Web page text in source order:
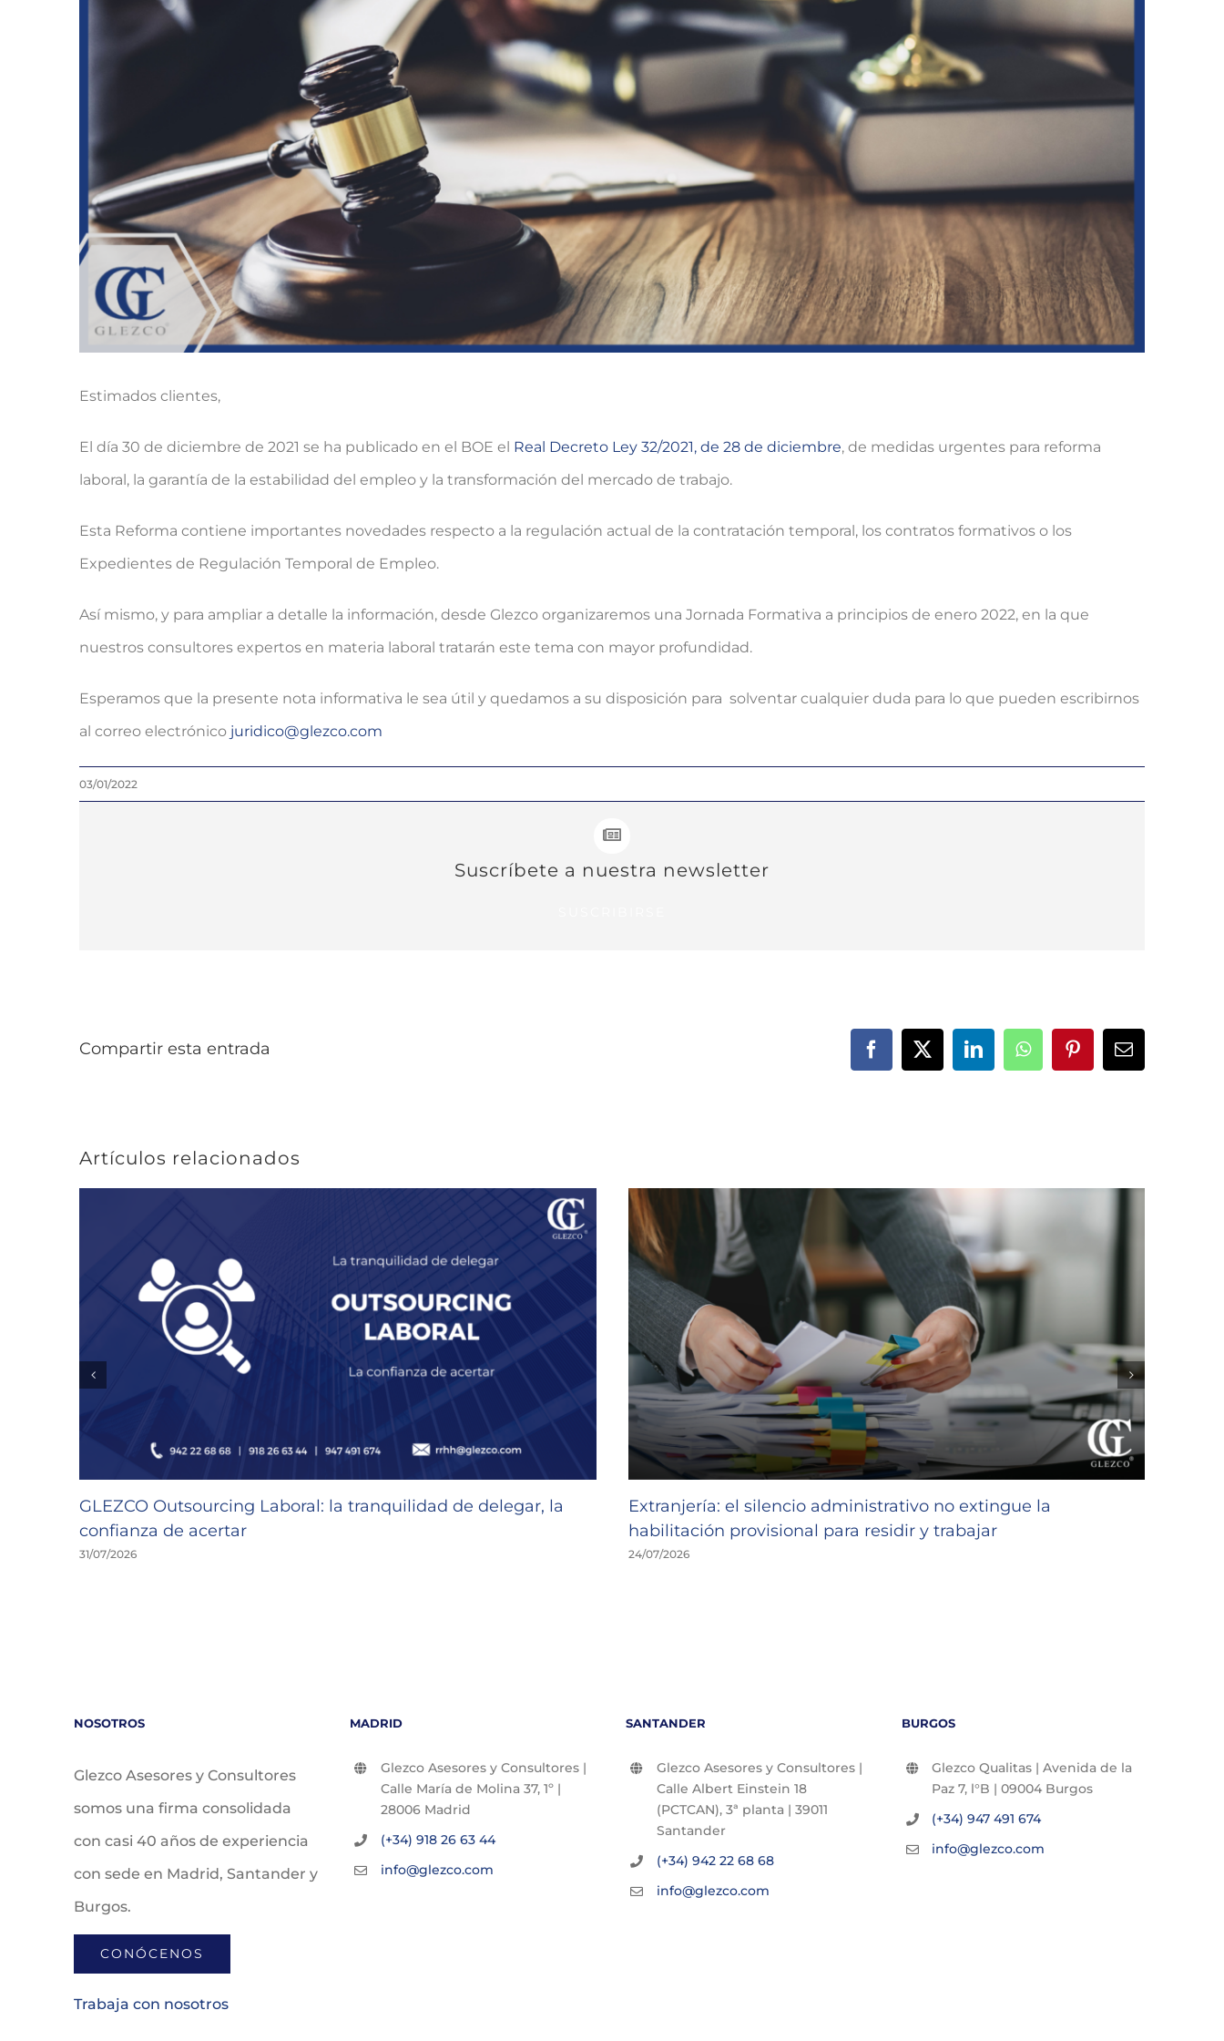
Estimados clientes,
El día 30 de diciembre de 2021 se ha publicado en el BOE el Real Decreto Ley 32/2021, de 28 de diciembre, de medidas urgentes para reforma
laboral, la garantía de la estabilidad del empleo y la transformación del mercado de trabajo.
Esta Reforma contiene importantes novedades respecto a la regulación actual de la contratación temporal, los contratos formativos o los
Expedientes de Regulación Temporal de Empleo.
Así mismo, y para ampliar a detalle la información, desde Glezco organizaremos una Jornada Formativa a principios de enero 2022, en la que
nuestros consultores expertos en materia laboral tratarán este tema con mayor profundidad.
Esperamos que la presente nota informativa le sea útil y quedamos a su disposición para solventar cualquier duda para lo que pueden escribirnos
al correo electrónico juridico@glezco.com
03/01/2022
Suscríbete a nuestra newsletter
Compartir esta entrada Facebook
X LinkedInWhatsAppPinterestCorreo
electrónico
Artículos relacionados
GLEZCO Outsourcing Laboral: la tranquilidad de delegar, la
confianza de acertar
31/07/2026
Extranjería: el silencio administrativo no extingue la
habilitación provisional para residir y trabajar
24/07/2026
NOSOTROS
Glezco Asesores y Consultores
somos una firma consolidada
con casi 40 años de experiencia
con sede en Madrid, Santander y
Burgos.
CONÓCENOS
Trabaja con nosotros
MADRID
Glezco Asesores y Consultores |
Calle María de Molina 37, 1º |
28006 Madrid
(+34) 918 26 63 44
info@glezco.com
SANTANDER
Glezco Asesores y Consultores |
Calle Albert Einstein 18
(PCTCAN), 3ª planta | 39011
Santander
(+34) 942 22 68 68
info@glezco.com
BURGOS
Glezco Qualitas | Avenida de la
Paz 7, l°B | 09004 Burgos
(+34) 947 491 674
info@glezco.com